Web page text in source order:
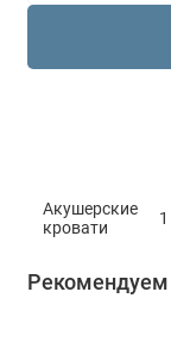
Акушерские
кровати
1
Рекомендуем